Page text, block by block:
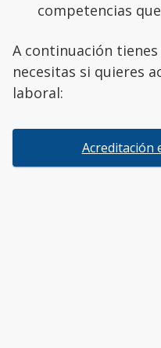
competencias
A continuación
necesitas si quieres
laboral:
Acreditación